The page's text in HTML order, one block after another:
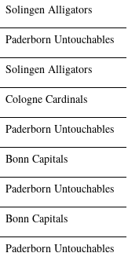
Solingen Alligators
Paderborn Untouchables
Solingen Alligators
Cologne Cardinals
Paderborn Untouchables
Bonn Capitals
Paderborn Untouchables
Bonn Capitals
Paderborn Untouchables